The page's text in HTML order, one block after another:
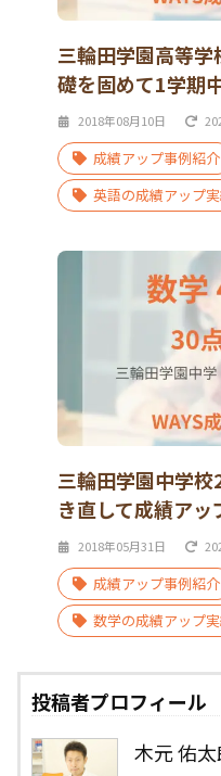
三輪田学園高等
礎を固めて1学期
2018年08月10日
成績アップ事例紹介
英語の成績アップ
三輪田学園中学
き直して成績アッ
2018年05月31日
成績アップ事例紹介
数学の成績アップ
投稿者プロフィール
木元 佑